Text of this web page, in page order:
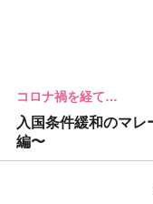
コロナ禍を経て…
入国条件緩和のマレ
編〜